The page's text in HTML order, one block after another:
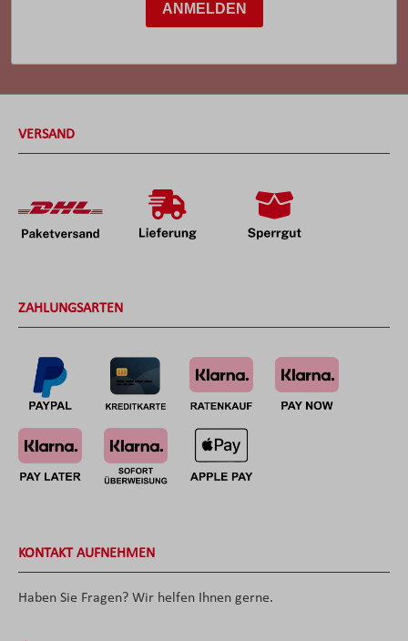
ANMELDEN
VERSAND
ZAHLUNGSARTEN
KONTAKT AUFNEHMEN
Haben Sie Fragen? Wir helfen Ihnen gerne.